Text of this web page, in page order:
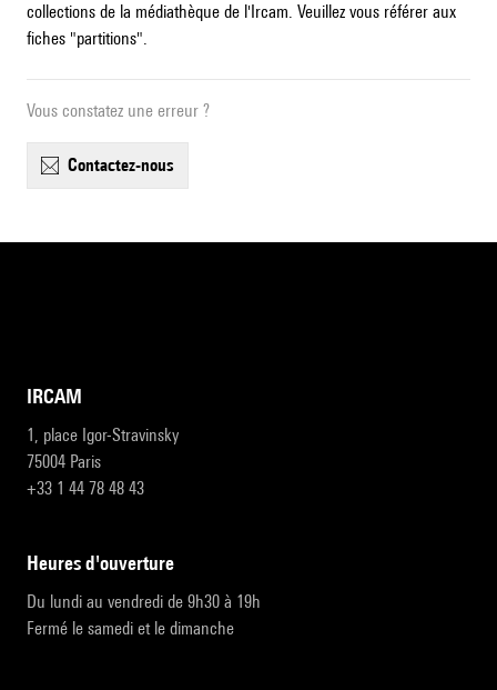
collections de la médiathèque de l'Ircam. Veuillez vous référer aux
fiches "partitions".
Vous constatez une erreur ?
contactez-nous
IRCAM
1, place Igor-Stravinsky
75004 Paris
+33 1 44 78 48 43
heures d'ouverture
Du lundi au vendredi de 9h30 à 19h
Fermé le samedi et le dimanche